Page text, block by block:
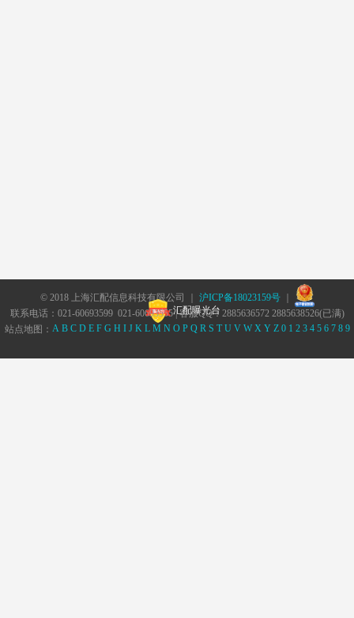
© 2018 上海汇配信息科技有限公司 ｜ 沪ICP备18023159号｜
汇配曝光台
联系电话：021-60693599 021-60693555 | 客服QQ：2885636572 2885638526(已满)
站点地图： A B C D E F G H I J K L M N O P Q R S T U V W X Y Z 0 1 2 3 4 5 6 7 8 9